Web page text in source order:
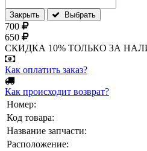
Закрыть Выбрать
700
650
СКИДКА 10% ТОЛЬКО ЗА
Как оплатить заказ?
Как происходит возврат?
Номер:
Код товара:
Название запчасти:
Расположение: